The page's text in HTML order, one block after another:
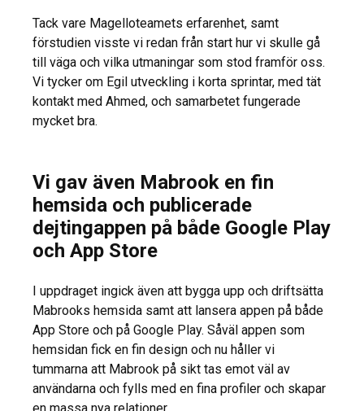
Tack vare Magelloteamets erfarenhet, samt
förstudien visste vi redan från start hur vi skulle gå
till väga och vilka utmaningar som stod framför oss.
Vi tycker om Egil utveckling i korta sprintar, med tät
kontakt med Ahmed, och samarbetet fungerade
mycket bra.
Vi gav även Mabrook en fin
hemsida och publicerade
dejtingappen på både Google Play
och App Store
I uppdraget ingick även att bygga upp och driftsätta
Mabrooks hemsida samt att lansera appen på både
App Store och på Google Play. Såväl appen som
hemsidan fick en fin design och nu håller vi
tummarna att Mabrook på sikt tas emot väl av
användarna och fylls med en fina profiler och skapar